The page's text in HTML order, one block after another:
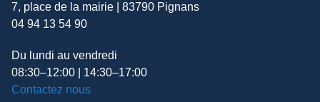
7, place de la mairie | 83790 Pignans
04 94 13 54 90
Du lundi au vendredi
08:30–12:00 | 14:30–17:00
Contactez nous